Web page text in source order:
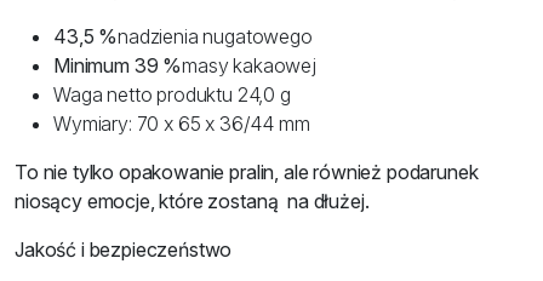
43,5 %nadzienia nugatowego
Minimum 39 %masy kakaowej
Waga netto produktu 24,0 g
Wymiary: 70 x 65 x 36/44 mm
To nie tylko opakowanie pralin, ale również podarunek
niosący emocje, które zostaną na dłużej.
Jakość i bezpieczeństwo